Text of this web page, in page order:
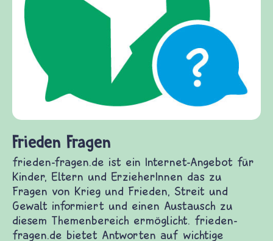
Frieden Fragen
frieden-fragen.de ist ein Internet-Angebot für
Kinder, Eltern und ErzieherInnen das zu
Fragen von Krieg und Frieden, Streit und
Gewalt informiert und einen Austausch zu
diesem Themenbereich ermöglicht. frieden-
fragen.de bietet Antworten auf wichtige